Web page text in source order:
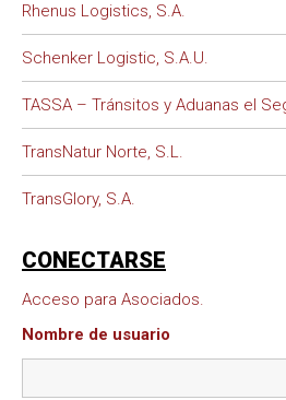
Rhenus Logistics, S.A.
Schenker Logistic, S.A.U.
TASSA – Tránsitos y Aduanas el
TransNatur Norte, S.L.
TransGlory, S.A.
CONECTARSE
Acceso para Asociados.
Nombre de usuario